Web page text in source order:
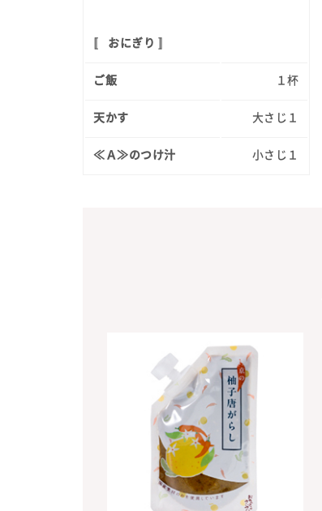
〚 おにぎり 〛
ご飯 １杯
天かす 大さじ１
≪Ａ≫のつけ汁 小さじ１